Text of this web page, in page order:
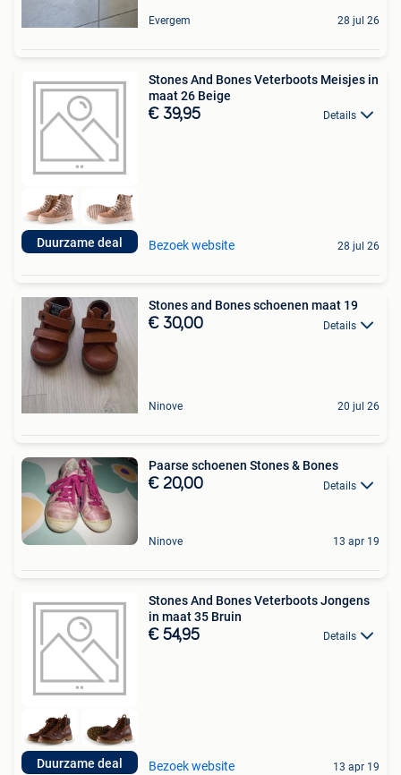
Evergem 28 jul 26
Duurzame deal
Stones And Bones Veterboots Meisjes in
maat 26 Beige
€ 39,95 Details
Bezoek website 28 jul 26
Stones and Bones schoenen maat 19
€ 30,00 Details
Ninove 20 jul 26
Paarse schoenen Stones & Bones
€ 20,00 Details
Ninove 13 apr 19
Duurzame deal
Stones And Bones Veterboots Jongens
in maat 35 Bruin
€ 54,95 Details
Bezoek website 13 apr 19